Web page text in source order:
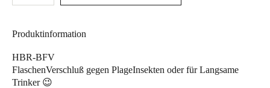
Produktinformation
HBR-BFV
FlaschenVerschluß gegen PlageInsekten oder für Langsame
Trinker 😉